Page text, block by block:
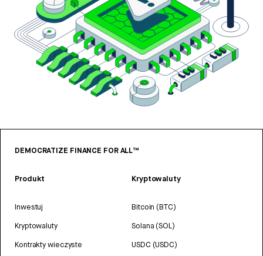
DEMOCRATIZE FINANCE FOR ALL™
Produkt
Inwestuj
Kryptowaluty
Kontrakty wieczyste
Kryptowaluty
Bitcoin (BTC)
Solana (SOL)
USDC (USDC)